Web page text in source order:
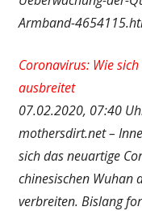
Armband-
Coronavirus: Wie
ausbreitet
07.02.2020, 07:40
mothersdirt.net –
sich das neuartige
chinesischen Wuhan
verbreiten. Bislang